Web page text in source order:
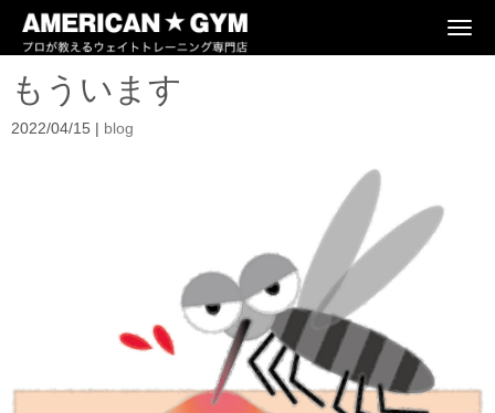
N
もういます
2022/04/15 | blog